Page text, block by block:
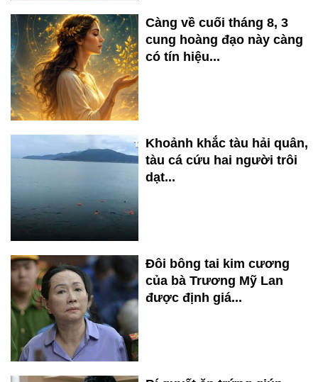
Càng về cuối tháng 8, 3
cung hoàng đạo này càng
có tín hiệu...
Khoảnh khắc tàu hải quân,
tàu cá cứu hai người trôi
dạt...
Đôi bông tai kim cương
của bà Trương Mỹ Lan
được định giá...